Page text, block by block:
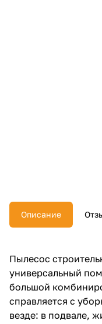
Описание
Пылесос
универсальный
большой
справляется с
везде: в подвале,